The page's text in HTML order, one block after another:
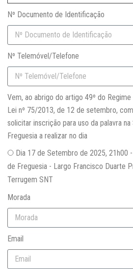
Serviços
Notícias
Nº Documento de Identificação
Nº Telemóvel/Telefone
Vem, ao abrigo do artigo 49º do
Lei nº 75/2013, de 12 de setembro,
solicitar inscrição para uso da palavra
Freguesia a realizar no dia
Dia 17 de Setembro de 2025, 21h00
de Freguesia - Largo Francisco Duarte
Terrugem SNT
Morada
Email